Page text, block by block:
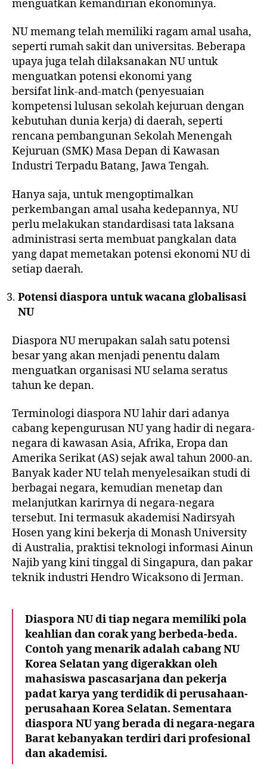
menguatkan kemandirian ekonominya.
NU memang telah memiliki ragam amal usaha,
sepertirumah sakit danuniversitas. Beberapa
upaya juga telah dilaksanakan NU untuk
menguatkan potensi ekonomi yang
bersifat link-and-match (penyesuaian
kompetensi lulusan sekolah kejuruan dengan
kebutuhan dunia kerja) di daerah, seperti
rencana pembangunan Sekolah Menengah
Kejuruan (SMK) Masa Depan di Kawasan
Industri Terpadu Batang, Jawa Tengah.
Hanya saja, untuk mengoptimalkan
perkembangan amal usaha kedepannya, NU
perlu melakukan standardisasi tata laksana
administrasi serta membuat pangkalan data
yang dapat memetakan potensi ekonomi NU di
setiap daerah.
Potensi diaspora untuk wacana globalisasi
NU
Diaspora NU merupakan salah satu potensi
besar yang akan menjadi penentu dalam
menguatkan organisasi NU selama seratus
tahun ke depan.
Terminologi diaspora NU lahir dari adanya
cabang kepengurusan NU yang hadir di negara-
negara di kawasan Asia, Afrika, Eropa dan
Amerika Serikat (AS) sejak awal tahun 2000-an.
Banyak kader NU telah menyelesaikan studi di
berbagai negara, kemudian menetap dan
melanjutkan karirnya di negara-negara
tersebut. Ini termasuk akademisiNadirsyah
Hosenyang kini bekerja di Monash University
di Australia, praktisi teknologi informasiAinun
Najib yang kini tinggal di Singapura, dan pakar
teknik industriHendro Wicaksono di Jerman.
Diaspora NU di tiap negara memiliki pola
keahlian dan corak yang berbeda-beda.
Contoh yang menarik adalah cabang NU
Korea Selatan yang digerakkan oleh
mahasiswa pascasarjana dan pekerja
padat karya yang terdidik di perusahaan-
perusahaan Korea Selatan. Sementara
diaspora NU yang berada di negara-negara
Barat kebanyakan terdiri dari profesional
dan akademisi.